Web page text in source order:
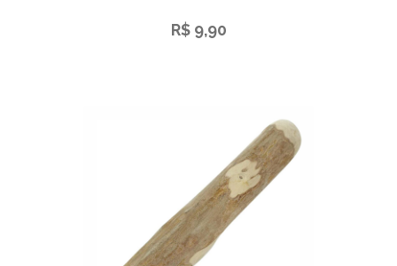
R$ 9,90